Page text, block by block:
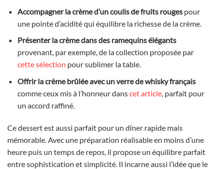
Accompagner la crème d’un coulis de fruits rougespour
une pointe d’acidité qui équilibre la richesse de la crème.
Présenter la crème dans des ramequins élégants
provenant, par exemple, de la collection proposée par
cette sélection pour sublimer la table.
Offrir la crème brûlée avec un verre de whisky français
comme ceux mis à l’honneur danscet article, parfait pour
un accord raffiné.
Ce dessert est aussi parfait pour un dîner rapide mais
mémorable. Avec une préparation réalisable en moins d’une
heure puis un temps de repos, il propose un équilibre parfait
entre sophistication et simplicité. Il incarne aussi l’idée que le